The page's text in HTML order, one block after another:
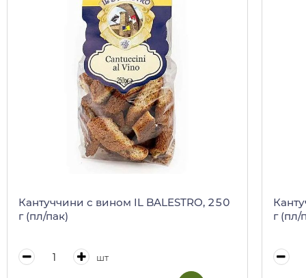
Кантуччини с вином IL BALESTRO, 250
г (пл/пак)
шт
г (пл/